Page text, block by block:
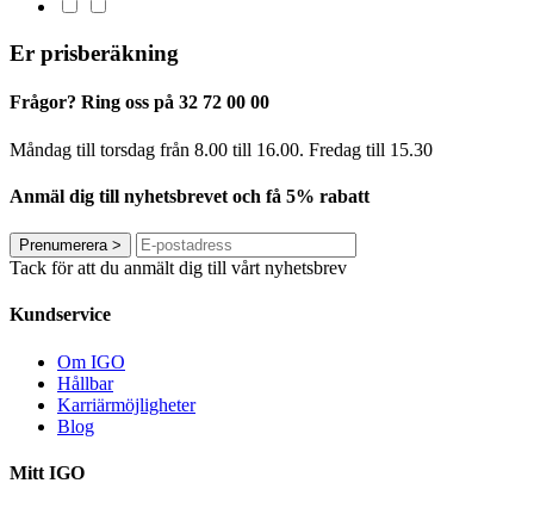
Er prisberäkning
Frågor? Ring oss på 32 72 00 00
Måndag till torsdag från 8.00 till 16.00. Fredag ​​till 15.30
Anmäl dig till nyhetsbrevet och få 5% rabatt
Prenumerera>
Tack för att du anmält dig till vårt nyhetsbrev
Kundservice
Om IGO
Hållbar
Karriärmöjligheter
Blog
Mitt IGO